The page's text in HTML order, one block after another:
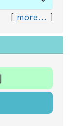
[ more... ]